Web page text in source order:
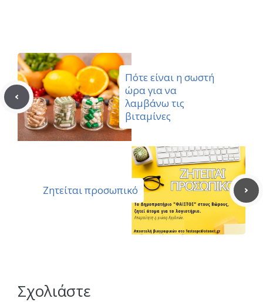
Πότε είναι η σωστή
ώρα για να
λαμβάνω τις
βιταμίνες
Ζητείται προσωπικό
Σχολιάστε